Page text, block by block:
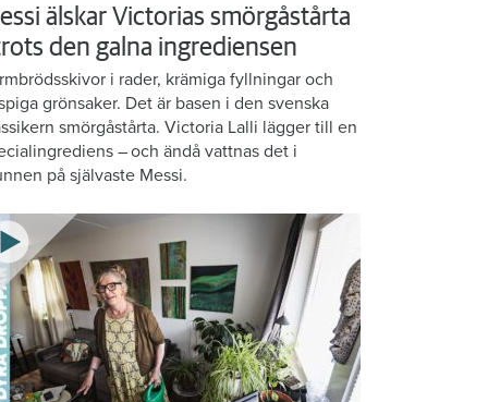
älskar Victorias smörgåstårta
den galna ingrediensen
i rader, krämiga fyllningar och
grönsaker. Det är basen i den svenska
smörgåstårta. Victoria Lalli lägger till en
– och ändå vattnas det i
på självaste Messi.